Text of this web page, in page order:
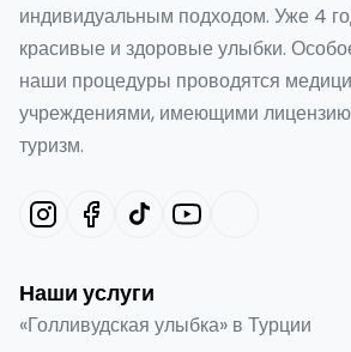
индивидуальным подходом. Уже 4
красивые и здоровые улыбки.
наши процедуры проводятся
учреждениями, имеющими
туризм.
Наши услуги
«Голливудская улыбка» в Турции